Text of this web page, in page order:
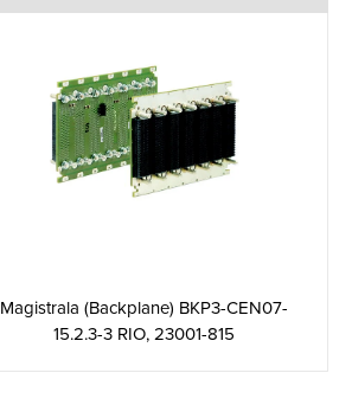
Magistrala (Backplane) BKP3-CEN07-
15.2.3-3 RIO, 23001-815